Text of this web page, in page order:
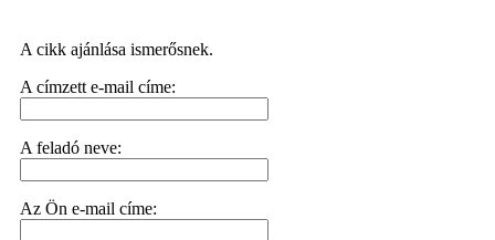
A cikk ajánlása ismerősnek.
A címzett e-mail címe:
A feladó neve:
Az Ön e-mail címe: